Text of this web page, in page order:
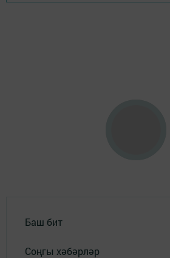
Баш бит
Соңгы хәбәрләр